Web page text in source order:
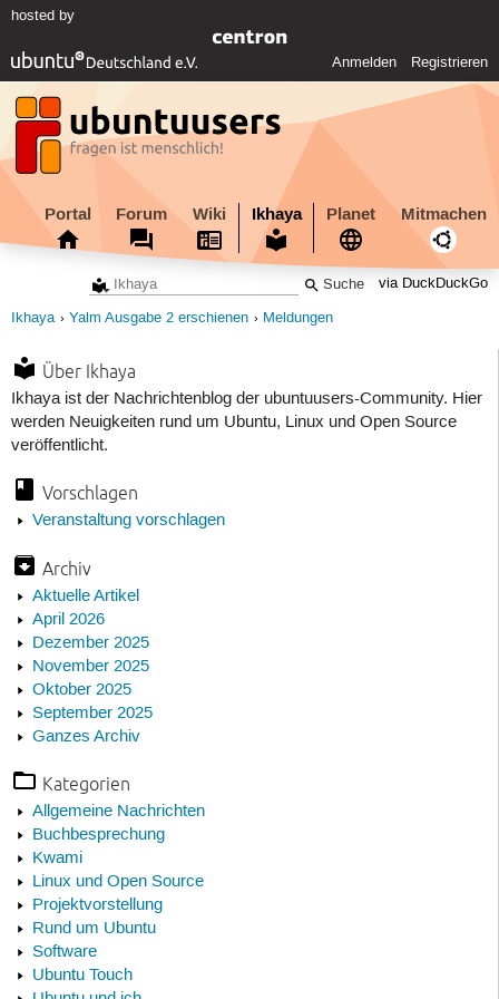
hosted by
Anmelden Registrieren
Portal Forum Wiki Ikhaya Planet Mitmachen
via DuckDuckGo
Ikhaya Yalm Ausgabe 2 erschienen Meldungen
Über Ikhaya
Ikhaya ist der Nachrichtenblog der ubuntuusers-Community. Hier
werden Neuigkeiten rund um Ubuntu, Linux und Open Source
veröffentlicht.
Vorschlagen
Veranstaltung vorschlagen
Archiv
Aktuelle Artikel
April 2026
Dezember 2025
November 2025
Oktober 2025
September 2025
Ganzes Archiv
Kategorien
Allgemeine Nachrichten
Buchbesprechung
Kwami
Linux und Open Source
Projektvorstellung
Rund um Ubuntu
Software
Ubuntu Touch